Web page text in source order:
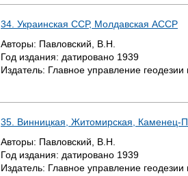
34. Украинская ССР, Молдавская АССР
Авторы: Павловский, В.Н.
Год издания: датировано 1939
Издатель: Главное управление
35. Винницкая, Житомирская, Каменец-
Авторы: Павловский, В.Н.
Год издания: датировано 1939
Издатель: Главное управление